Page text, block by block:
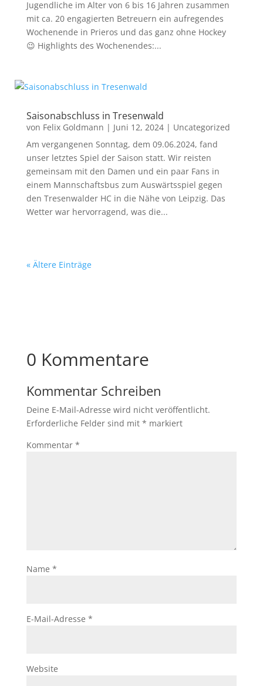
Jugendliche im Alter von 6 bis 16 Jahren zusammen
mit ca. 20 engagierten Betreuern ein aufregendes
Wochenende in Prieros und das ganz ohne Hockey
😉 Highlights des Wochenendes:...
Saisonabschluss in Tresenwald
von Felix Goldmann | Juni 12, 2024| Uncategorized
Am vergangenen Sonntag, dem 09.06.2024, fand
unser letztes Spiel der Saison statt. Wir reisten
gemeinsam mit den Damen und ein paar Fans in
einem Mannschaftsbus zum Auswärtsspiel gegen
den Tresenwalder HC in die Nähe von Leipzig. Das
Wetter war hervorragend, was die...
« Ältere Einträge
0 Kommentare
Kommentar Schreiben
Deine E-Mail-Adresse wird nicht veröffentlicht.
Erforderliche Felder sind mit * markiert
Kommentar *
Name *
E-Mail-Adresse *
Website